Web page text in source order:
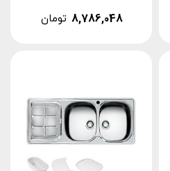
تومان 8,786,048